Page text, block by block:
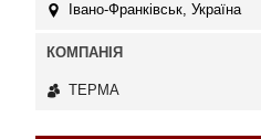
Івано-Франківськ, Україна
ТЕРМА